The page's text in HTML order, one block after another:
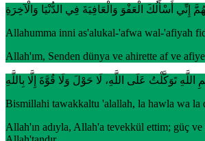
إِنِّي أَسْأَلُكَ الْعَفْوَ وَالْعَافِيَةَ فِي الدُّنْيَا وَالْآخِرَةِ
Allahumma inni as'alukal-'afwa wal-'afiyah
Allah'ım, Senden dünya ve ahirette af ve
اللَّهِ تَوَكَّلْتُ عَلَى اللَّهِ، لَا حَوْلَ وَلَا قُوَّةَ إِلَّا بِاللَّهِ
Bismillahi tawakkaltu 'alallah, la hawla wa la
Allah'ın adıyla, Allah'a tevekkül ettim; güç